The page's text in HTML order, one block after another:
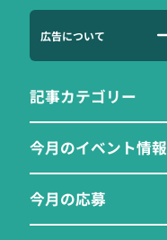
広告について
記事カテゴリー
今月のイベント情報
今月の応募